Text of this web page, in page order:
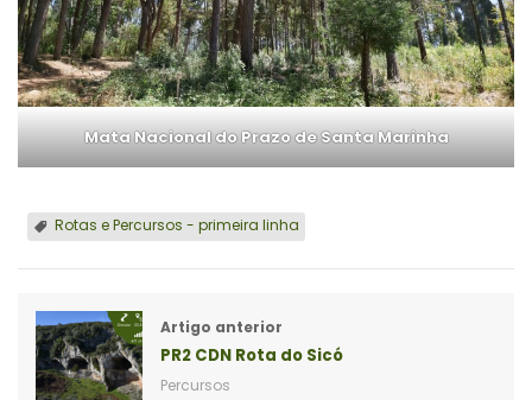
Mata Nacional do Prazo de Santa Marinha
Rotas e Percursos - primeira linha
Artigo anterior
PR2 CDN Rota do Sicó
Percursos